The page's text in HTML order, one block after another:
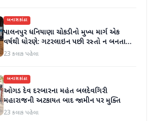
બનાસકાંઠા
પાલનપુર ધનિયાણા ચોકડીનો મુખ્ય માર્ગ એક
વર્ષથી ધોરણે: ગટરલાઇન પછી રસ્તો ન બનતા
હાલાકી
23 કલાક પહેલા
બનાસકાંઠા
ઓગડ દેવ દરબારના મહંત બલદેવગિરી
મહારાજની અટકાયત બાદ જામીન પર મુક્તિ
23 કલાક પહેલા